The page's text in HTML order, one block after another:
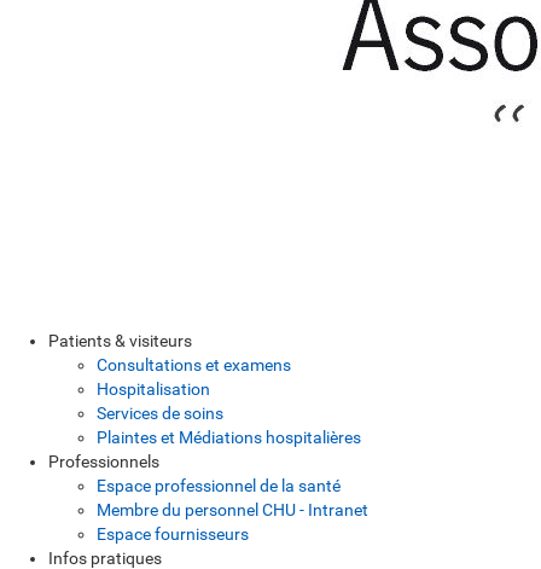
Patients & visiteurs
Consultations et examens
Hospitalisation
Services de soins
Plaintes et Médiations hospitalières
Professionnels
Espace professionnel de la santé
Membre du personnel CHU - Intranet
Espace fournisseurs
Infos pratiques